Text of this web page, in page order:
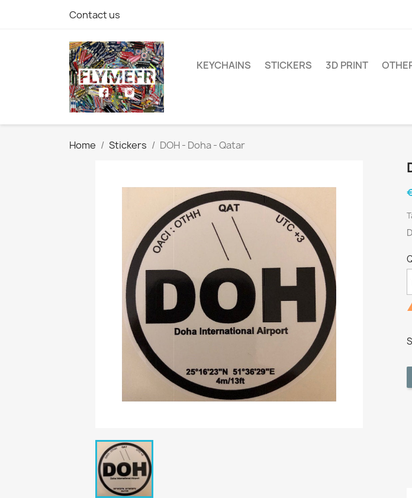
Contact us
KEYCHAINS STICKERS 3D PRINT
Home Stickers DOH - Doha - Qatar